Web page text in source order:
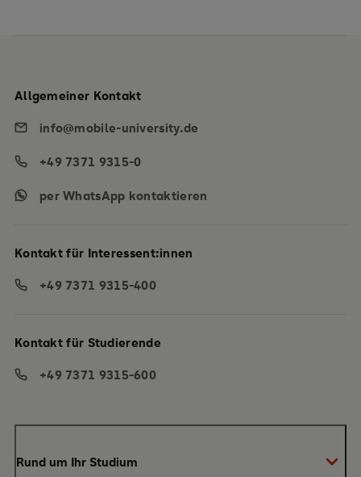
Rund um Ihr Studium
Allgemeiner Kontakt
info@mobile-university.de
+49 7371 9315-0
per WhatsApp kontaktieren
Kontakt für Interessent:innen
+49 7371 9315-400
Kontakt für Studierende
+49 7371 9315-600